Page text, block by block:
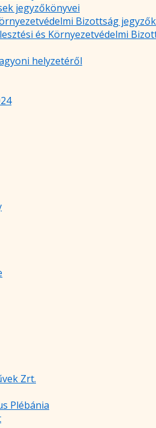
jegyzőkönyvei
Bizottság
és Környezetvédelmi
helyzetéről
Zrt.
Plébánia